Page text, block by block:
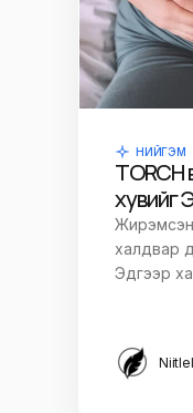
НИЙГЭМ
TORCH
хувийг
Жирэмсэн
халдвар
Эдгээр